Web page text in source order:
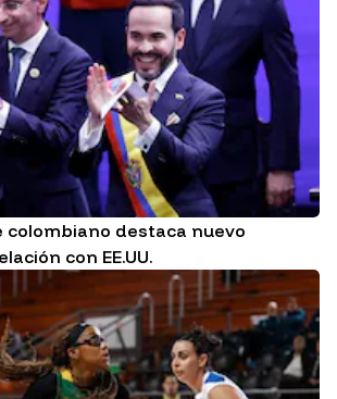
destaca nuevo
con EE.UU.